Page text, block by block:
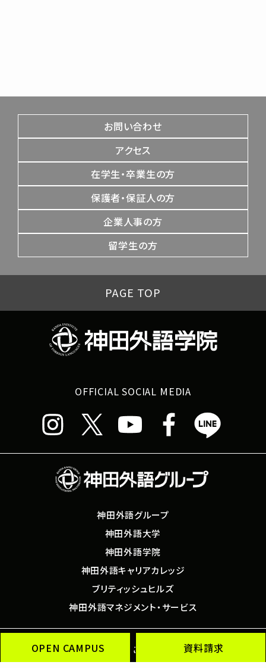
OPEN CAMPUS 資料請求
お問い合わせ
アクセス
在学生・卒業生の方
保護者・保証人の方
企業人事の方
留学生の方
PAGE TOP
OFFICIAL SOCIAL MEDIA
神田外語グループ
神田外語大学
神田外語学院
神田外語キャリアカレッジ
ブリティッシュヒルズ
神田外語マネジメント・サービス
サイトマップ
このサイトについて